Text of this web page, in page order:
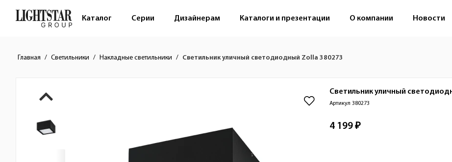
Каталог Серии Дизайнерам Каталоги и презентации О компании Новости
Главная Светильники Накладные светильники Светильник уличный светодиодный Zolla 380273
Краткое описание товара
Изображения товара Светильник уличный
Артикул 380273
Стоимость товара 4 199 ₽